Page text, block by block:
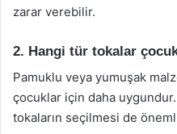
zarar verebilir.
2. Hangi tür tokalar
Pamuklu veya yumuşak
çocuklar için daha
tokaların seçilmesi de